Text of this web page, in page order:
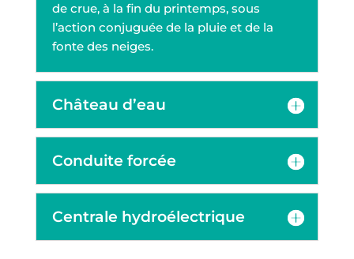
de crue, à la fin du printemps, sous
l’action conjuguée de la pluie et de la
fonte des neiges.
Château d’eau
Conduite forcée
Centrale hydroélectrique